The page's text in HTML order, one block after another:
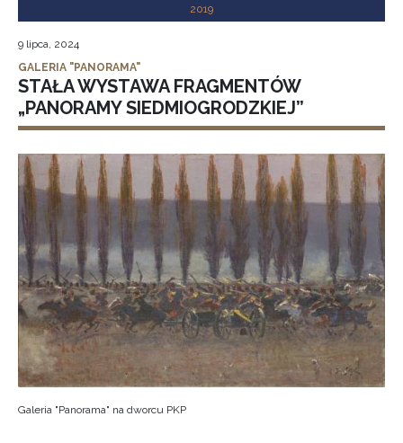
2019
9 lipca, 2024
GALERIA "PANORAMA"
STAŁA WYSTAWA FRAGMENTÓW
„PANORAMY SIEDMIOGRODZKIEJ”
Galeria "Panorama" na dworcu PKP